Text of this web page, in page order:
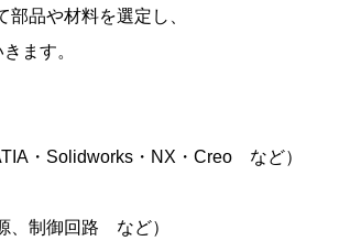
品や材料を選定し、
ます。
・Solidworks・NX・Creo など）
、制御回路 など）